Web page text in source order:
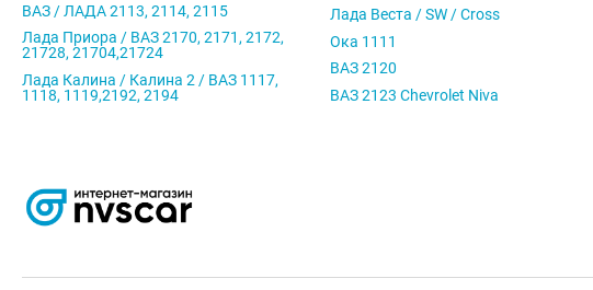
ВАЗ / ЛАДА 2113, 2114, 2115
Лада Приора / ВАЗ 2170, 2171, 2172,
21728, 21704,21724
Лада Калина / Калина 2 / ВАЗ 1117,
1118, 1119,2192, 2194
Лада Веста / SW / Cross
Ока 1111
ВАЗ 2120
ВАЗ 2123 Chevrolet Niva